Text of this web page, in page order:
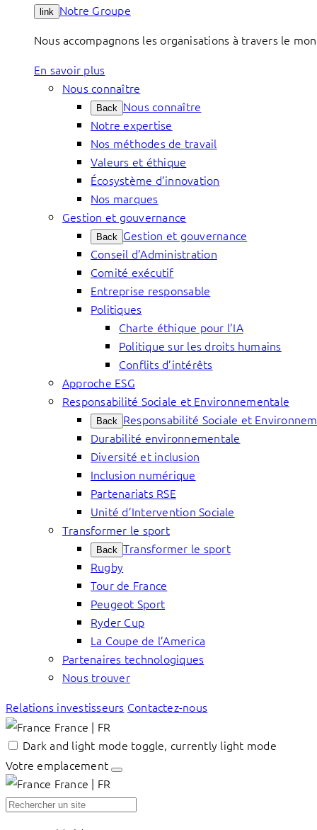
link Notre Groupe
Nous accompagnons les organisations à travers le
En savoir plus
Nous connaître
Back Nous connaître
Notre expertise
Nos méthodes de travail
Valeurs et éthique
Écosystème d’innovation
Nos marques
Gestion et gouvernance
Back Gestion et gouvernance
Conseil d’Administration
Comité exécutif
Entreprise responsable
Politiques
Charte éthique pour l’IA
Politique sur les droits humains
Conflits d’intérêts
Approche ESG
Responsabilité Sociale et Environnementale
Back Responsabilité Sociale et
Durabilité environnementale
Diversité et inclusion
Inclusion numérique
Partenariats RSE
Unité d’Intervention Sociale
Transformer le sport
Back Transformer le sport
Rugby
Tour de France
Peugeot Sport
Ryder Cup
La Coupe de l’America
Partenaires technologiques
Nous trouver
Relations investisseurs Contactez-nous
France | FR
Dark and light mode toggle, currently light mode
Votre emplacement
France | FR